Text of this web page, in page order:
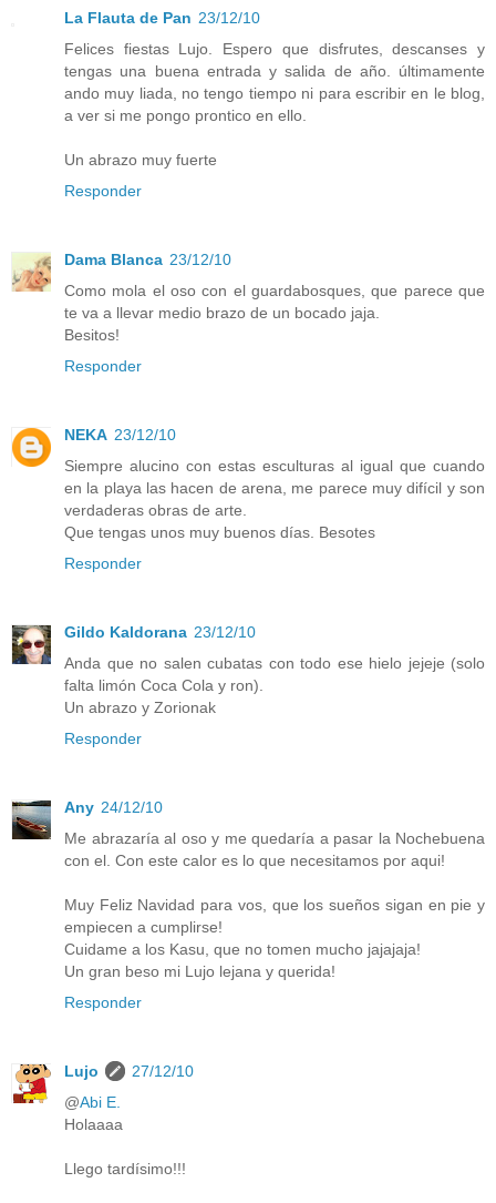
La Flauta de Pan 23/12/10
Felices fiestas Lujo. Espero que disfrutes, descanses y
tengas una buena entrada y salida de año. últimamente
ando muy liada, no tengo tiempo ni para escribir en le blog,
a ver si me pongo prontico en ello.
Un abrazo muy fuerte
Responder
Dama Blanca 23/12/10
Como mola el oso con el guardabosques, que parece que
te va a llevar medio brazo de un bocado jaja.
Besitos!
Responder
NEKA 23/12/10
Siempre alucino con estas esculturas al igual que cuando
en la playa las hacen de arena, me parece muy difícil y son
verdaderas obras de arte.
Que tengas unos muy buenos días. Besotes
Responder
Gildo Kaldorana 23/12/10
Anda que no salen cubatas con todo ese hielo jejeje (solo
falta limón Coca Cola y ron).
Un abrazo y Zorionak
Responder
Any 24/12/10
Me abrazaría al oso y me quedaría a pasar la Nochebuena
con el. Con este calor es lo que necesitamos por aqui!
Muy Feliz Navidad para vos, que los sueños sigan en pie y
empiecen a cumplirse!
Cuidame a los Kasu, que no tomen mucho jajajaja!
Un gran beso mi Lujo lejana y querida!
Responder
Lujo
27/12/10
@Abi E.
Holaaaa
Llego tardísimo!!!